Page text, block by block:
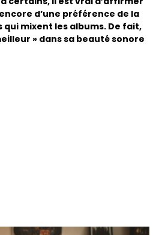
d’une préférence de la
mixent les albums. De fait,
» dans sa beauté sonore